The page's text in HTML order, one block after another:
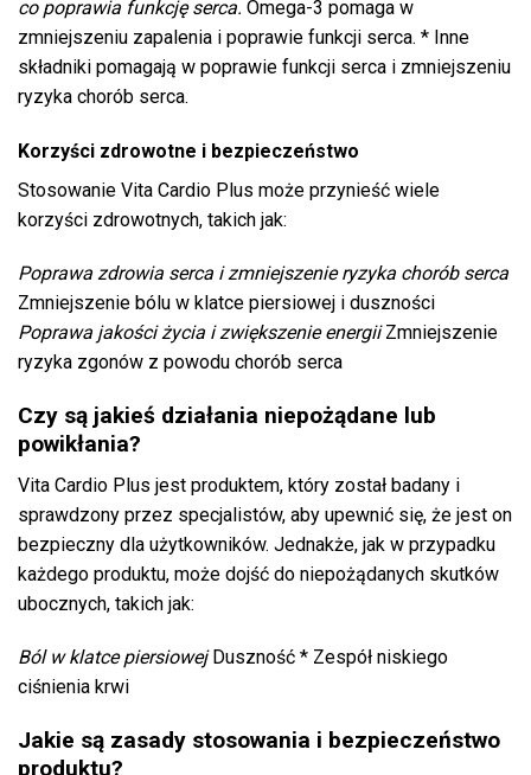
co poprawia funkcję serca. Omega-3 pomaga w
zmniejszeniu zapalenia i poprawie funkcji serca. * Inne
składniki pomagają w poprawie funkcji serca i zmniejszeniu
ryzyka chorób serca.
Korzyści zdrowotne i bezpieczeństwo
Stosowanie Vita Cardio Plus może przynieść wiele
korzyści zdrowotnych, takich jak:
Poprawa zdrowia serca i zmniejszenie ryzyka chorób serca
Zmniejszenie bólu w klatce piersiowej i duszności
Poprawa jakości życia i zwiększenie energiiZmniejszenie
ryzyka zgonów z powodu chorób serca
Czy są jakieś działania niepożądane lub
powikłania?
Vita Cardio Plus jest produktem, który został badany i
sprawdzony przez specjalistów, aby upewnić się, że jest on
bezpieczny dla użytkowników. Jednakże, jak w przypadku
każdego produktu, może dojść do niepożądanych skutków
ubocznych, takich jak:
Ból w klatce piersiowej Duszność * Zespół niskiego
ciśnienia krwi
Jakie są zasady stosowania i bezpieczeństwo
produktu?